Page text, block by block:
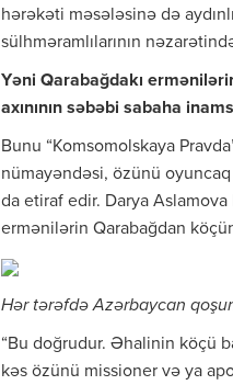
hərəkəti məsələsinə də
sülhməramlılarının
Yəni Qarabağdakı
axınının səbəbi sabaha
Bunu “Komsomolskaya
nümayəndəsi, özünü oyuncaq
da etiraf edir. Darya
ermənilərin Qarabağdan
Hər tərəfdə Azərbaycan
“Bu doğrudur. Əhalinin köçü
kəs özünü missioner və ya